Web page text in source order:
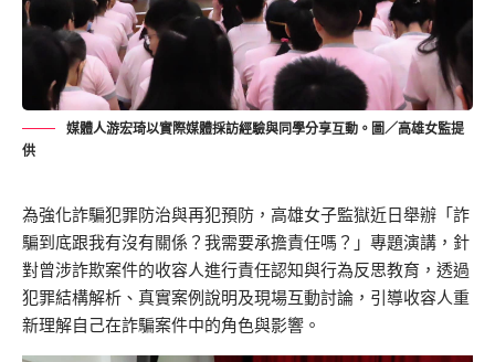
媒體人游宏琦以實際媒體採訪經驗與同學分享互動。圖／高雄女監提
供
為強化詐騙犯罪防治與再犯預防，高雄女子監獄近日舉辦「詐
騙到底跟我有沒有關係？我需要承擔責任嗎？」專題演講，針
對曾涉詐欺案件的收容人進行責任認知與行為反思教育，透過
犯罪結構解析、真實案例說明及現場互動討論，引導收容人重
新理解自己在詐騙案件中的角色與影響。